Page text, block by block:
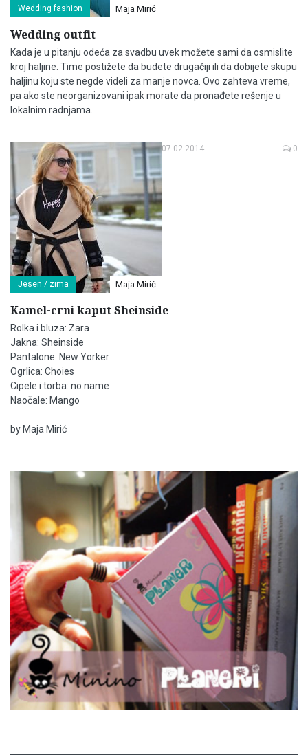
Wedding fashion Maja Mirić
Wedding outfit
Kada je u pitanju odeća za svadbu uvek možete sami da osmislite
kroj haljine. Time postižete da budete drugačiji ili da dobijete skupu
haljinu koju ste negde videli za manje novca. Ovo zahteva vreme,
pa ako ste neorganizovani ipak morate da pronađete rešenje u
lokalnim radnjama.
Jesen / zima Maja Mirić
07.02.2014 0
Kamel-crni kaput Sheinside
Rolka i bluza: Zara
Jakna: Sheinside
Pantalone: New Yorker
Ogrlica: Choies
Cipele i torba: no name
Naočale: Mango
by Maja Mirić